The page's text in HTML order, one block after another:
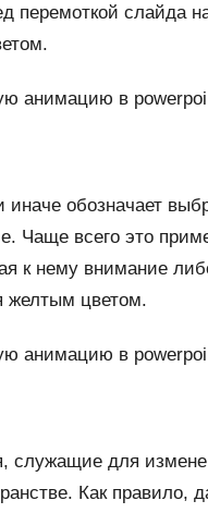
перемоткой слайда
иначе обозначает
Чаще всего это
к нему внимание
желтым цветом.
служащие для
Как правило,